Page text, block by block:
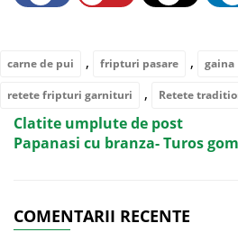
carne de pui , fripturi pasare , gaina
retete fripturi garnituri , Retete
Clatite umplute de post
Papanasi cu branza- Turos
COMENTARII RECENTE